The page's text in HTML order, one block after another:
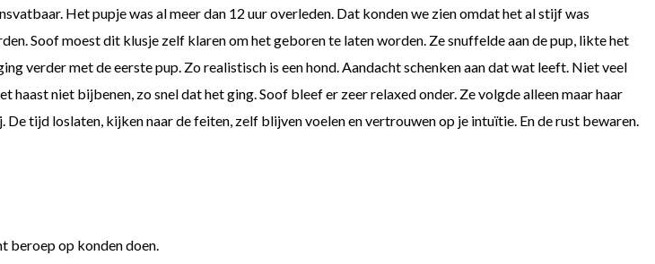
Het pupje was al meer dan 12 uur overleden. Dat konden we zien omdat het al stijf was
Soof moest dit klusje zelf klaren om het geboren te laten worden. Ze snuffelde aan de pup, likte het
verder met de eerste pup. Zo realistisch is een hond. Aandacht schenken aan dat wat leeft. Niet veel
niet bijbenen, zo snel dat het ging. Soof bleef er zeer relaxed onder. Ze volgde alleen maar haar
tijd loslaten, kijken naar de feiten, zelf blijven voelen en vertrouwen op je intuïtie. En de rust bewaren.
beroep op konden doen.